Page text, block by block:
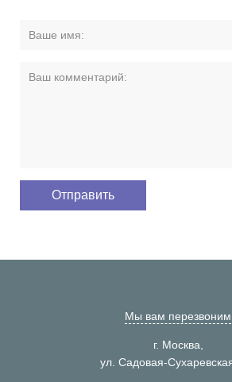
Мы вам перезвоним
г. Москва,
ул. Садовая-